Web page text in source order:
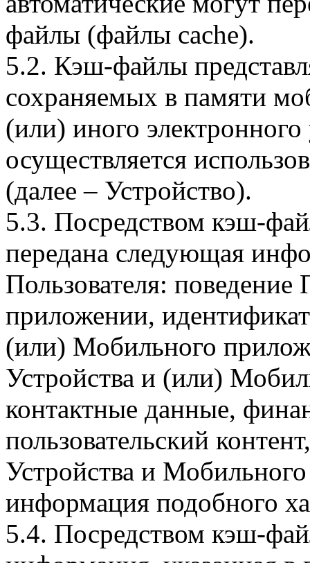
файлы (файлы cache).
5.2. Кэш-файлы
сохраняемых в памяти
(или) иного электронного
осуществляется
(далее – Устройство).
5.3. Посредством кэш-
передана следующая
Пользователя:
приложении,
(или) Мобильного
Устройства и (или)
контактные данные,
пользовательский
Устройства и
информация подобного
5.4. Посредством кэш-